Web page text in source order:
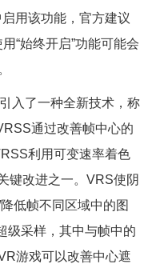
用该功能，官方建议
“始终开启”功能可能会
了一种全新技术，称
通过改善帧中心的
利用可变速率着色
键改进之一。VRS使阴
低帧不同区域中的图
级采样，其中与帧中的
游戏可以改善中心遮